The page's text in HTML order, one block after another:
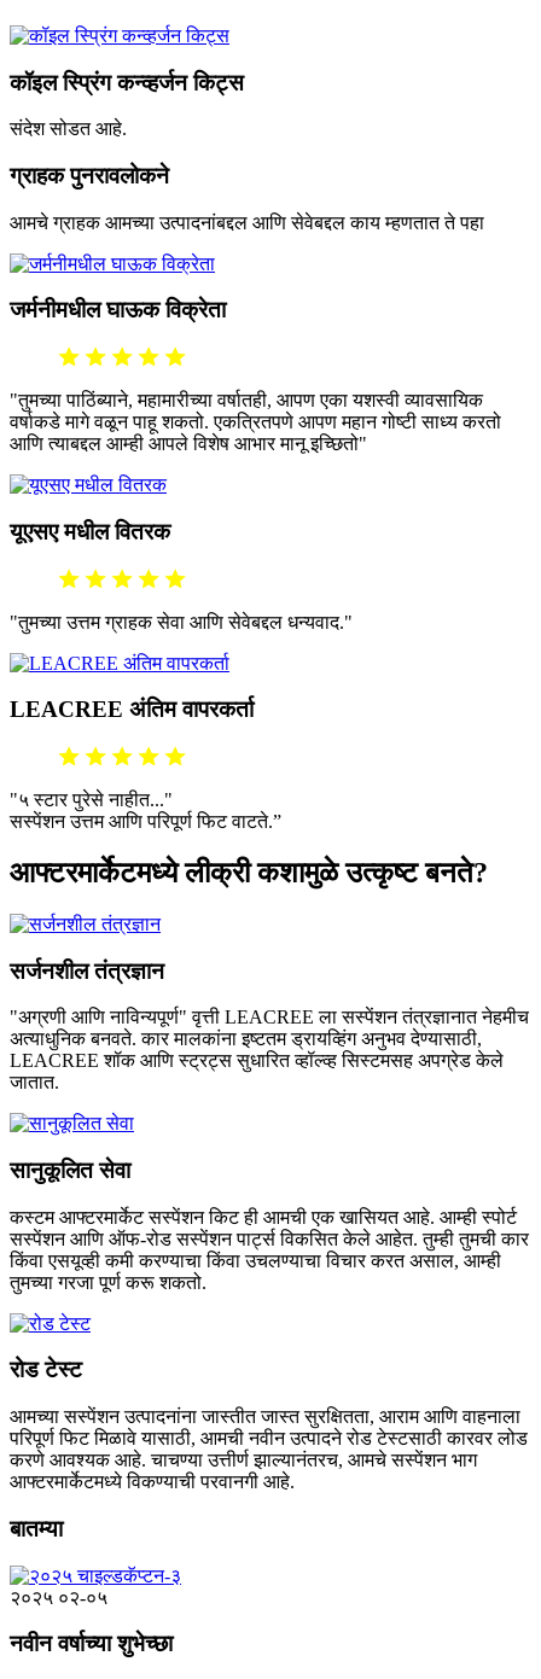
कॉइल स्प्रिंग कन्व्हर्जन किट्स
संदेश सोडत आहे.
ग्राहक पुनरावलोकने
आमचे ग्राहक आमच्या उत्पादनांबद्दल आणि सेवेबद्दल काय म्हणतात ते पहा
जर्मनीमधील घाऊक विक्रेता
"तुमच्या पाठिंब्याने, महामारीच्या वर्षातही, आपण एका यशस्वी व्यावसायिक
वर्षाकडे मागे वळून पाहू शकतो. एकत्रितपणे आपण महान गोष्टी साध्य करतो
आणि त्याबद्दल आम्ही आपले विशेष आभार मानू इच्छितो"
यूएसए मधील वितरक
"तुमच्या उत्तम ग्राहक सेवा आणि सेवेबद्दल धन्यवाद."
LEACREE अंतिम वापरकर्ता
"५ स्टार पुरेसे नाहीत..."
सस्पेंशन उत्तम आणि परिपूर्ण फिट वाटते.”
आफ्टरमार्केटमध्ये लीक्री कशामुळे उत्कृष्ट बनते?
सर्जनशील तंत्रज्ञान
"अग्रणी आणि नाविन्यपूर्ण" वृत्ती LEACREE ला सस्पेंशन तंत्रज्ञानात नेहमीच
अत्याधुनिक बनवते. कार मालकांना इष्टतम ड्रायव्हिंग अनुभव देण्यासाठी,
LEACREE शॉक आणि स्ट्रट्स सुधारित व्हॉल्व्ह सिस्टमसह अपग्रेड केले
जातात.
सानुकूलित सेवा
कस्टम आफ्टरमार्केट सस्पेंशन किट ही आमची एक खासियत आहे. आम्ही स्पोर्ट
सस्पेंशन आणि ऑफ-रोड सस्पेंशन पार्ट्स विकसित केले आहेत. तुम्ही तुमची कार
किंवा एसयूव्ही कमी करण्याचा किंवा उचलण्याचा विचार करत असाल, आम्ही
तुमच्या गरजा पूर्ण करू शकतो.
रोड टेस्ट
आमच्या सस्पेंशन उत्पादनांना जास्तीत जास्त सुरक्षितता, आराम आणि वाहनाला
परिपूर्ण फिट मिळावे यासाठी, आमची नवीन उत्पादने रोड टेस्टसाठी कारवर लोड
करणे आवश्यक आहे. चाचण्या उत्तीर्ण झाल्यानंतरच, आमचे सस्पेंशन भाग
आफ्टरमार्केटमध्ये विकण्याची परवानगी आहे.
बातम्या
२०२५ ०२-०५
नवीन वर्षाच्या शुभेच्छा